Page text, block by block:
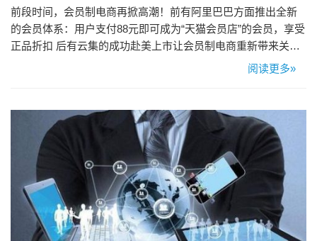
前段时间，会员制电商再掀高潮！前有阿里巴巴方面推出全新
的会员体系：用户支付88元即可成为“天猫会员店”的会员，享受
正品折扣 后有云集的成功赴美上市让会员制电商重新带来关
注，社交电商平台纷纷向会员制转型，阿里巴巴也紧随其后，
1.设置会员等级 会员的等级设置遵循“二八原则”，每个等…
阅读更多»